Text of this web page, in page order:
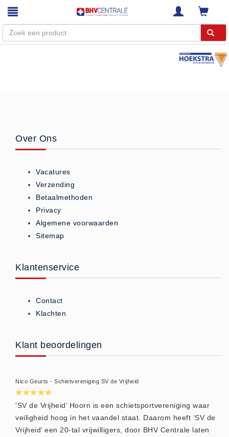
Diensten
RI&E
Bedrijfsnoodplannen
VCA Trajecten
ISO 9001 Begeleiding
Inspectiecentrale
Ons Team
Nieuws
Contact
Klachten
Privacy
Retourneren
Algemene Voorwaarden
Vacatures
Over Ons
Vacatures
Verzending
Betaalmethoden
Privacy
Algemene voorwaarden
Sitemap
Klantenservice
Contact
Klachten
Klant beoordelingen
Nico Geurts - Schietvereniging SV de Vrijheid
'SV de Vrijheid’ Hoorn is een schietsportvereniging waar
veiligheid hoog in het vaandel staat. Daarom heeft ‘SV de
Vrijheid’ een 20-tal vrijwilligers, door BHV Centrale laten